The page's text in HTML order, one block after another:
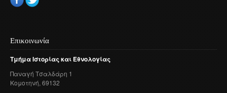
Επικοινωνία
ΤμήμαΙστορίαςκαι Εθνολογίας
Παναγή Τσαλδάρη 1
Κομοτηνή, 69132